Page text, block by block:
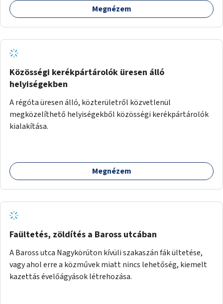
Megnézem
Közösségi kerékpártárolók üresen álló
helyiségekben
A régóta üresen álló, közterületről közvetlenül
megközelíthető helyiségekből közösségi kerékpártárolók
kialakítása.
Megnézem
Faültetés, zöldítés a Baross utcában
A Baross utca Nagykörúton kívüli szakaszán fák ültetése,
vagy ahol erre a közművek miatt nincs lehetőség, kiemelt
kazettás évelőágyások létrehozása.